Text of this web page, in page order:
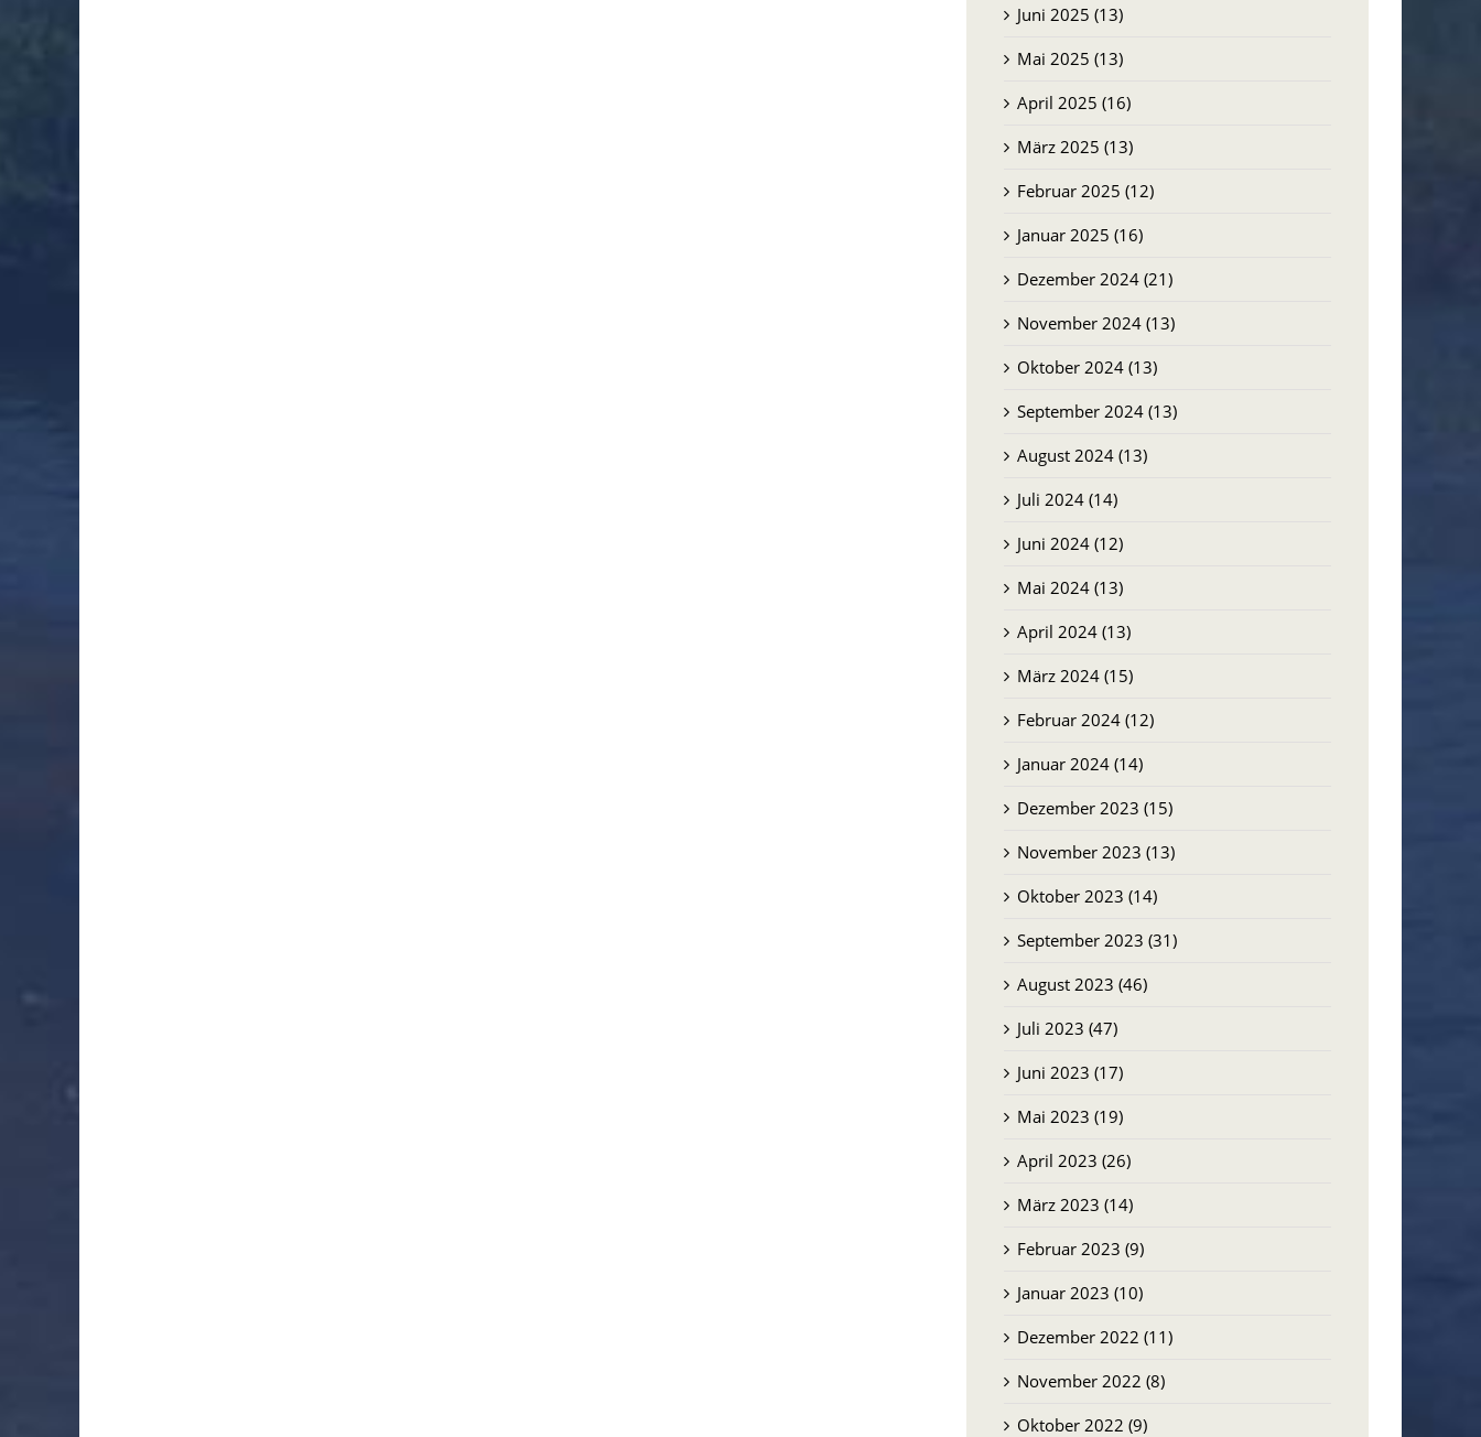
Juni 2025 (13)
Mai 2025 (13)
April 2025 (16)
März 2025 (13)
Februar 2025 (12)
Januar 2025 (16)
Dezember 2024 (21)
November 2024 (13)
Oktober 2024 (13)
September 2024 (13)
August 2024 (13)
Juli 2024 (14)
Juni 2024 (12)
Mai 2024 (13)
April 2024 (13)
März 2024 (15)
Februar 2024 (12)
Januar 2024 (14)
Dezember 2023 (15)
November 2023 (13)
Oktober 2023 (14)
September 2023 (31)
August 2023 (46)
Juli 2023 (47)
Juni 2023 (17)
Mai 2023 (19)
April 2023 (26)
März 2023 (14)
Februar 2023 (9)
Januar 2023 (10)
Dezember 2022 (11)
November 2022 (8)
Oktober 2022 (9)